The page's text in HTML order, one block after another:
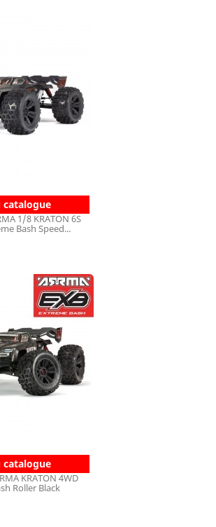
catalogue
1/8 KRATON 6S
Bash Speed...
catalogue
KRATON 4WD
Roller Black